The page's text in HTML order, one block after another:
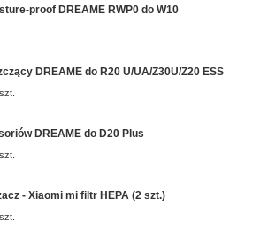
proof DREAME RWP0 do W10
DREAME do R20 U/UA/Z30U/Z20 ESS
szt.
DREAME do D20 Plus
szt.
- Xiaomi mi filtr HEPA (2 szt.)
szt.